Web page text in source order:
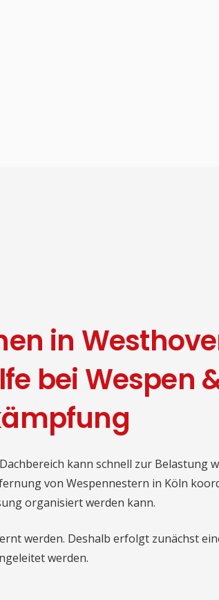
in
bei Wespen
kann schnell zur Belastung
von Wespennestern in Köln
organisiert werden kann.
werden. Deshalb erfolgt zunächst
werden.